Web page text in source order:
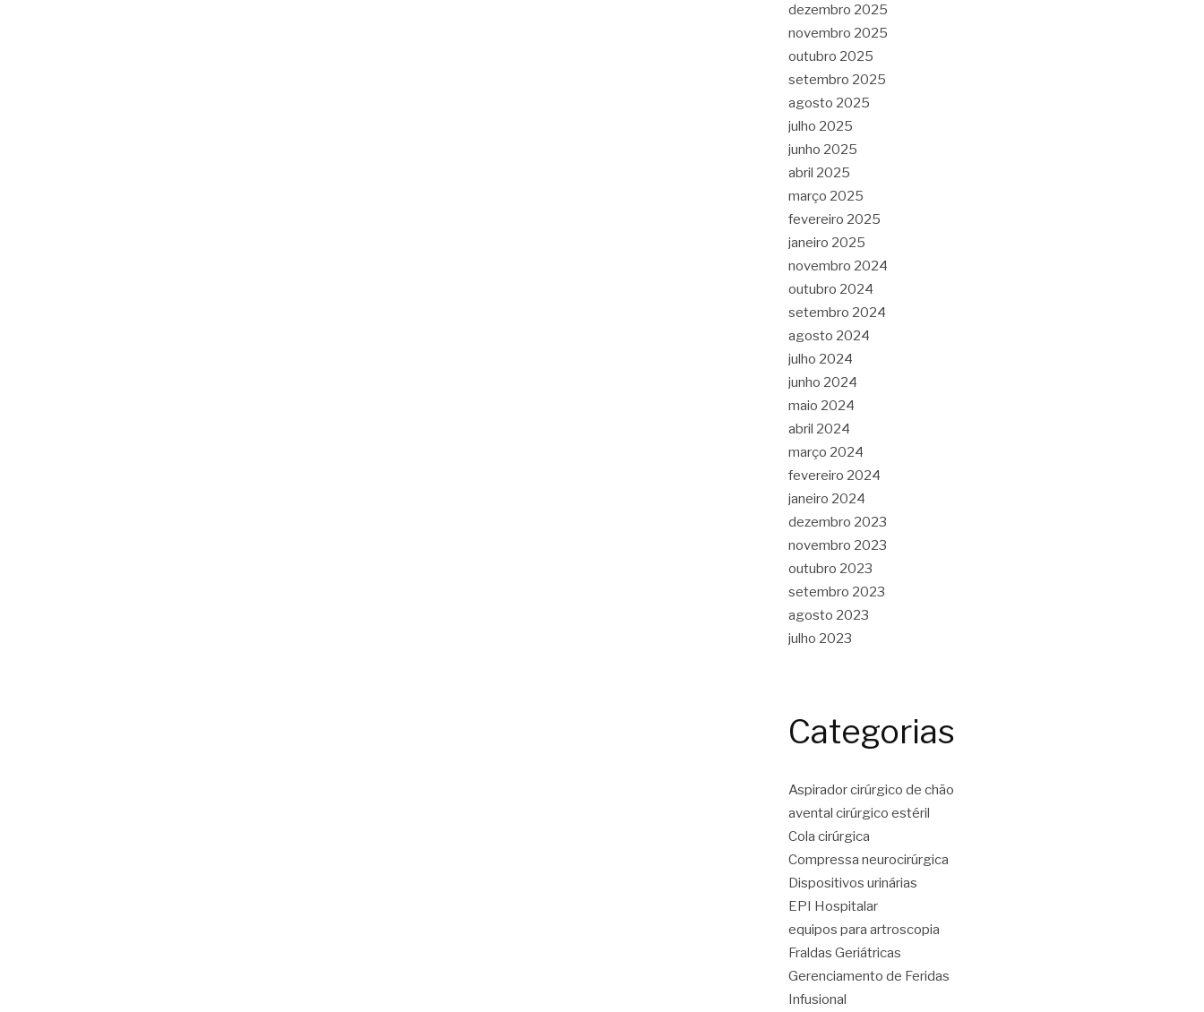
dezembro 2025
novembro 2025
outubro 2025
setembro 2025
agosto 2025
julho 2025
junho 2025
abril 2025
março 2025
fevereiro 2025
janeiro 2025
novembro 2024
outubro 2024
setembro 2024
agosto 2024
julho 2024
junho 2024
maio 2024
abril 2024
março 2024
fevereiro 2024
janeiro 2024
dezembro 2023
novembro 2023
outubro 2023
setembro 2023
agosto 2023
julho 2023
Categorias
Aspirador cirúrgico de chão
avental cirúrgico estéril
Cola cirúrgica
Compressa neurocirúrgica
Dispositivos urinárias
EPI Hospitalar
equipos para artroscopia
Fraldas Geriátricas
Gerenciamento de Feridas
Infusional